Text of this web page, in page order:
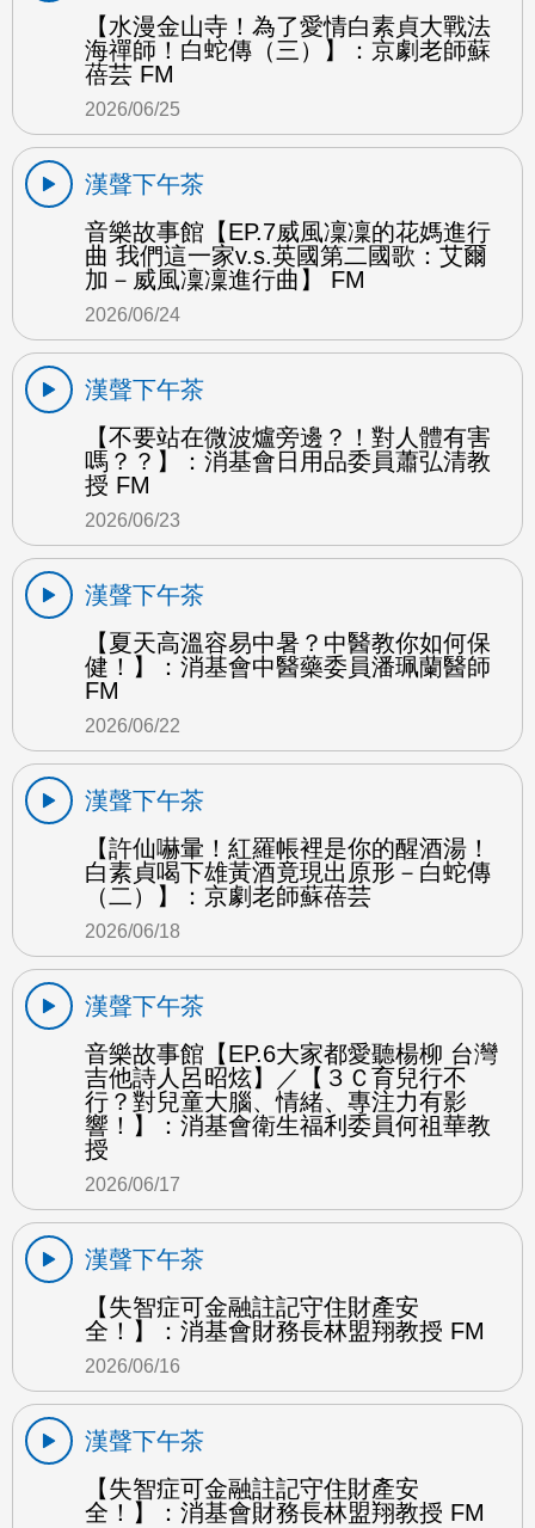
【水漫金山寺！為了愛情白素貞大戰法
海禪師！白蛇傳（三）】：京劇老師蘇
蓓芸 FM
2026/06/25
漢聲下午茶
音樂故事館【EP.7威風凜凜的花媽進行
曲 我們這一家v.s.英國第二國歌：艾爾
加－威風凜凜進行曲】 FM
2026/06/24
漢聲下午茶
【不要站在微波爐旁邊？！對人體有害
嗎？？】：消基會日用品委員蕭弘清教
授 FM
2026/06/23
漢聲下午茶
【夏天高溫容易中暑？中醫教你如何保
健！】：消基會中醫藥委員潘珮蘭醫師
FM
2026/06/22
漢聲下午茶
【許仙嚇暈！紅羅帳裡是你的醒酒湯！
白素貞喝下雄黃酒竟現出原形－白蛇傳
（二）】：京劇老師蘇蓓芸
2026/06/18
漢聲下午茶
音樂故事館【EP.6大家都愛聽楊柳 台灣
吉他詩人呂昭炫】／【３Ｃ育兒行不
行？對兒童大腦、情緒、專注力有影
響！】：消基會衛生福利委員何祖華教
授
2026/06/17
漢聲下午茶
【失智症可金融註記守住財產安
全！】：消基會財務長林盟翔教授 FM
2026/06/16
漢聲下午茶
【失智症可金融註記守住財產安
全！】：消基會財務長林盟翔教授 FM